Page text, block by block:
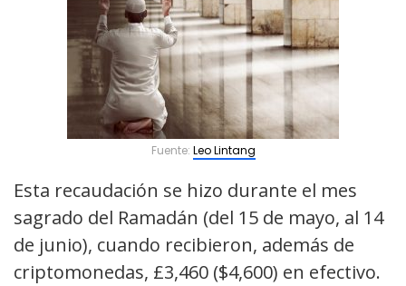
Fuente: Leo Lintang
Esta recaudación se hizo durante el mes
sagrado del Ramadán (del 15 de mayo, al 14
de junio), cuando recibieron, además de
criptomonedas, £3,460 ($4,600) en efectivo.